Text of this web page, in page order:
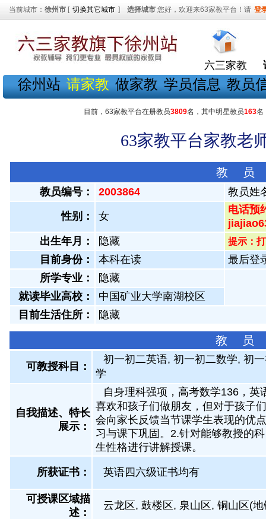
当前城市： 徐州市 [ 切换其它城市 ] 选择城市 您好，欢迎来63家教平台！请 登
六三家教
徐州站 请家教 做家教 学员信息 教员
目前，63家教平台在册教员3809名，其中明星教员163名
63家教平台家教老
教 员
教员编号： 2003864 教员姓
性别： 女
电话预
出生年月：
隐藏 提示：
目前身份： 本科在读
最后登
所学专业：
隐藏
就读毕业高校：
中国矿业大学南湖校区
目前生活住所：
隐藏
教 员
可教授科目：
初一初二英语, 初一初二数学, 初
学
自我描述、特长
展示 ：
自身理科强项，高考数学136，
喜欢和孩子们做朋友，但对于孩子
会向家长反馈当节课学生表现的优
习与课下巩固。2.针对能够教授的
生性格进行讲解授课。
所获证书 ： 英语四六级证书均有
可授课区域描
述：
云龙区, 鼓楼区, 泉山区, 铜山区(